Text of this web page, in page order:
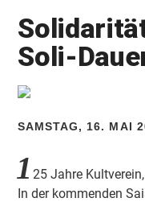
Soli-
SAMSTAG, 16. MAI
1 25 Jahre
In der kommenden